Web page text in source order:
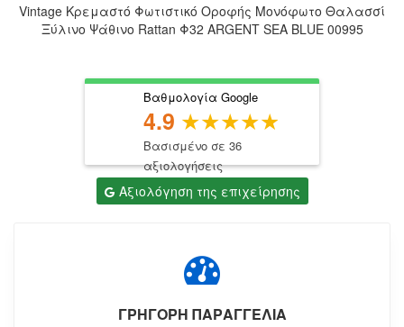
Vintage Κρεμαστό Φωτιστικό Οροφής Μονόφωτο Θαλασσί
Ξύλινο Ψάθινο Rattan Φ32 ARGENT SEA BLUE 00995
Βαθμολογία Google
4.9
Βασισμένο σε 36
αξιολογήσεις
Αξιολόγηση της επιχείρησης
ΓΡΗΓΟΡΗ ΠΑΡΑΓΓΕΛΙΑ